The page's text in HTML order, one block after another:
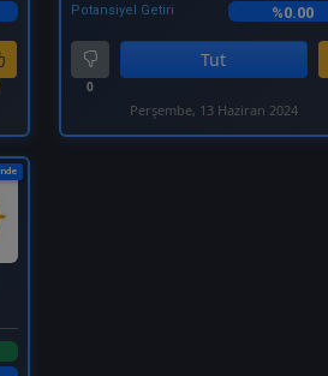
Potansiyel Getiri %0.00
0
Tut
Perşembe, 13 Haziran 2024